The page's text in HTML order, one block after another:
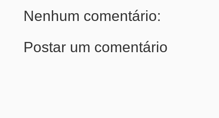
Nenhum comentário:
Postar um comentário